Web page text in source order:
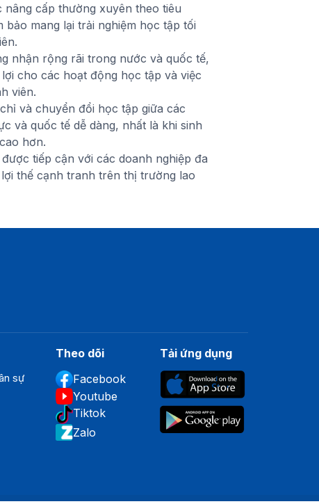
cấp thường xuyên theo tiêu
bảo mang lại trải nghiệm học tập tối
nhận rộng rãi trong nước và quốc tế,
cho các hoạt động học tập và việc
viên.
và chuyển đổi học tập giữa các
và quốc tế dễ dàng, nhất là khi sinh
hơn.
tiếp cận với các doanh nghiệp đa
thế cạnh tranh trên thị trường lao
sự
Theo dõi
Facebook
Youtube
Tiktok
Zalo
Tải ứng dụng